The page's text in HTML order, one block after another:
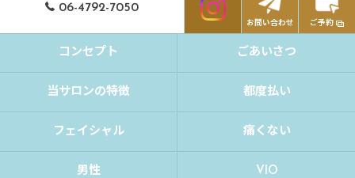
06-4792-7050
お問い合わせ ご予約
コンセプト ごあいさつ
当サロンの特徴 都度払い
フェイシャル 痛くない
男性 VIO